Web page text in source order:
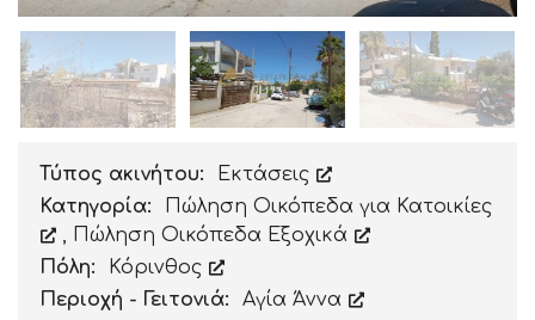
Τύπος ακινήτου:
Εκτάσεις
Κατηγορία:
Πώληση Οικόπεδα για Κατοικίες
, Πώληση Οικόπεδα Εξοχικά
Πόλη:
Κόρινθος
Περιοχή - Γειτονιά:
Αγία Άννα